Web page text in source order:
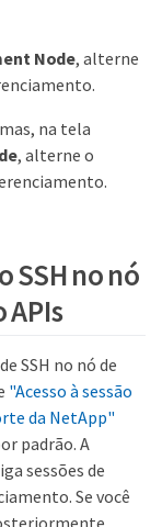
Node, alterne
na tela
, alterne o
SSH no nó
SSH no nó de
"Acesso à sessão
da NetApp"
padrão. A
sessões de
Se você